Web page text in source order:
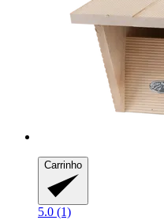
Carrinho
5.0 (1)